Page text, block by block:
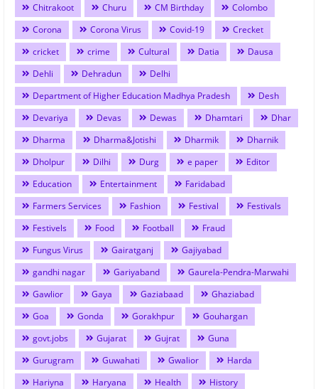
Chitrakoot
Churu CM Birthday
Colombo
Corona
Corona Virus Covid-19
Crecket
cricket
crime Cultural Datia
Dausa
Dehli
Dehradun
Delhi
Department of Higher Education Madhya Pradesh
Desh
Devariya
Devas Dewas Dhamtari
Dhar
Dharma
Dharma&Jotishi Dharmik
Dharnik
Dholpur
Dilhi Durg e paper
Editor
Education
Entertainment
Faridabad
Farmers Services
Fashion Festival
Festivals
Festivels
Food Football
Fraud
Fungus Virus
Gairatganj
Gajiyabad
gandhi nagar
Gariyaband
Gaurela-Pendra-Marwahi
Gawlior
Gaya Gaziabaad
Ghaziabad
Goa
Gonda Gorakhpur
Gouhargan
govt.jobs
Gujarat Gujrat
Guna
Gurugram
Guwahati Gwalior
Harda
Hariyna
Haryana Health
History